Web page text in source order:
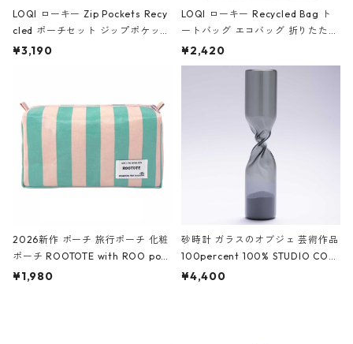
LOQI ローキー Zip Pockets Recy
cled ポーチセット ジップポケット
ファスナーポーチ 撥水加工 トラベ
ーガンディー、オフホワイト
¥3,190
LOQI ローキー Recycled Bag ト
ートバッグ エコバッグ 折りたたみ
大きめ 撥水加工 収納ポーチ CRO
CODILE/Black クロコダイル/ブラ
¥2,420
2026新作 ポーチ 旅行ポーチ 化粧
ポーチ ROOTOTE with ROO pou
ch 3532 ルートート WR.ポーチ.ラ
¥1,980
砂時計 ガラスのオブジェ 芸術作品
100percent 100% STUDIO COH
AKU Timeless 100パーセント ス
¥4,400